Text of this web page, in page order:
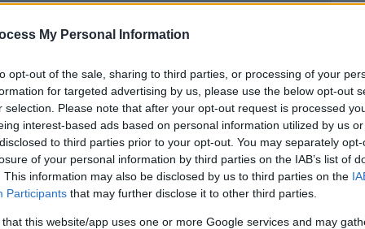
My Personal Information
opt-out of the sale, sharing to third parties, or processing of your
for targeted advertising by us, please use the below opt-out
selection. Please note that after your opt-out request is processed
interest-based ads based on personal information utilized by us
to third parties prior to your opt-out. You may separately
of your personal information by third parties on the IAB’s list of
This information may also be disclosed by us to third parties on the
Participants that may further disclose it to other third parties.
that this website/app uses one or more Google services and may
όμως η δυσαρέσκεια του υπόπτου
Γερμανίαστους Σαουδάραβες πρόσφυγες
ο εισαγγελέας στην πόληΜαγδεμβούργο
επίθεση, κατά την οποία πέντε
ένα παιδί 9 ετών και περισσότεροι
ο δράστης